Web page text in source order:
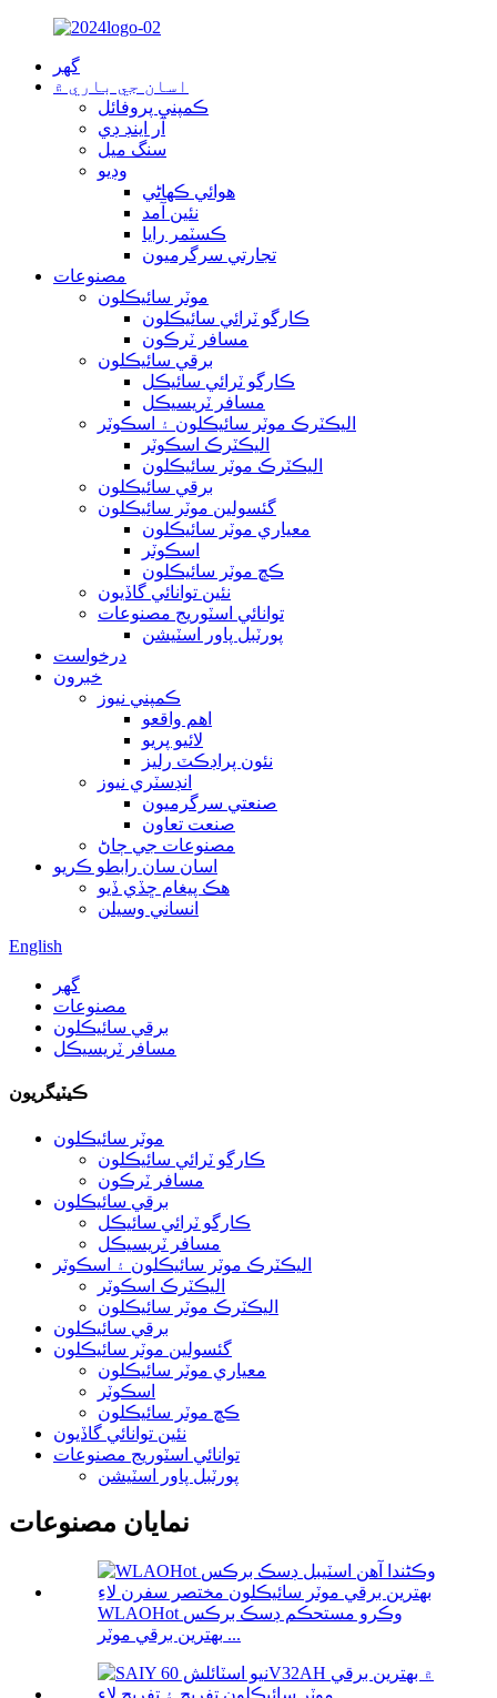
گهر
اسان جي باري ۾
ڪمپني پروفائل
آر اينڊ ڊي
سنگ ميل
وڊيو
هوائي ڪهاڻي
نئين آمد
ڪسٽمر رايا
تجارتي سرگرميون
مصنوعات
موٽر سائيڪلون
ڪارگو ٽرائي سائيڪلون
مسافر ٽرڪون
برقي سائيڪلون
ڪارگو ٽرائي سائيڪل
مسافر ٽريسيڪل
اليڪٽرڪ موٽر سائيڪلون ۽ اسڪوٽر
اليڪٽرڪ اسڪوٽر
اليڪٽرڪ موٽر سائيڪلون
برقي سائيڪلون
گئسولين موٽر سائيڪلون
معياري موٽر سائيڪلون
اسڪوٽر
ڪڇ موٽر سائيڪلون
نئين توانائي گاڏيون
توانائي اسٽوريج مصنوعات
پورٽبل پاور اسٽيشن
درخواست
خبرون
ڪمپني نيوز
اهم واقعو
لائيو پريو
نئون پراڊڪٽ رليز
انڊسٽري نيوز
صنعتي سرگرميون
صنعت تعاون
مصنوعات جي ڄاڻ
اسان سان رابطو ڪريو
هڪ پيغام ڇڏي ڏيو
انساني وسيلن
English
گهر
مصنوعات
برقي سائيڪلون
مسافر ٽريسيڪل
ڪيٽيگريون
موٽر سائيڪلون
ڪارگو ٽرائي سائيڪلون
مسافر ٽرڪون
برقي سائيڪلون
ڪارگو ٽرائي سائيڪل
مسافر ٽريسيڪل
اليڪٽرڪ موٽر سائيڪلون ۽ اسڪوٽر
اليڪٽرڪ اسڪوٽر
اليڪٽرڪ موٽر سائيڪلون
برقي سائيڪلون
گئسولين موٽر سائيڪلون
معياري موٽر سائيڪلون
اسڪوٽر
ڪڇ موٽر سائيڪلون
نئين توانائي گاڏيون
توانائي اسٽوريج مصنوعات
پورٽبل پاور اسٽيشن
نمايان مصنوعات
WLAOHot وڪرو مستحڪم ڊسڪ برڪس
بهترين برقي موٽر ...